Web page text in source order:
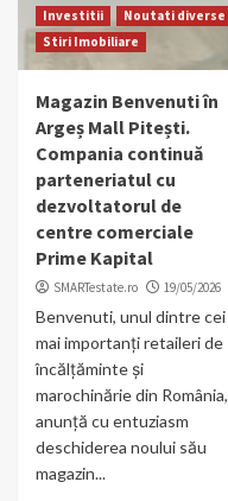
Investitii
Noutati diverse
Stiri Imobiliare
Magazin Benvenuti în
Argeș Mall Pitești.
Compania continuă
parteneriatul cu
dezvoltatorul de
centre comerciale
Prime Kapital
SMARTestate.ro 19/05/2026
Benvenuti, unul dintre cei
mai importanți retaileri de
încălțăminte și
marochinărie din România,
anunță cu entuziasm
deschiderea noului său
magazin...